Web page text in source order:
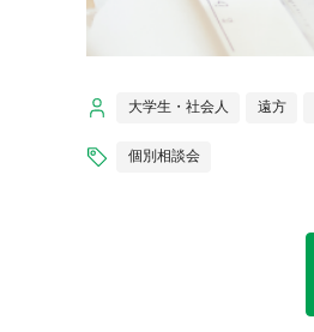
大学生・社会人 遠方
個別相談会